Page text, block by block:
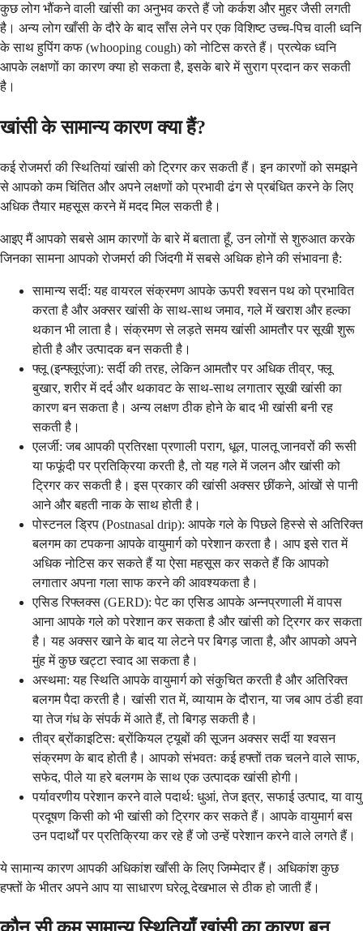
कुछ लोग भौंकने वाली खांसी का अनुभव करते हैं जो कर्कश और मुहर जैसी लगती
है। अन्य लोग खाँसी के दौरे के बाद साँस लेने पर एक विशिष्ट उच्च-पिच वाली ध्वनि
के साथ हुपिंग कफ (whooping cough) को नोटिस करते हैं। प्रत्येक ध्वनि
आपके लक्षणों का कारण क्या हो सकता है, इसके बारे में सुराग प्रदान कर सकती
है।
खांसी के सामान्य कारण क्या हैं?
कई रोजमर्रा की स्थितियां खांसी को ट्रिगर कर सकती हैं। इन कारणों को समझने
से आपको कम चिंतित और अपने लक्षणों को प्रभावी ढंग से प्रबंधित करने के लिए
अधिक तैयार महसूस करने में मदद मिल सकती है।
आइए मैं आपको सबसे आम कारणों के बारे में बताता हूँ, उन लोगों से शुरुआत करके
जिनका सामना आपको रोजमर्रा की जिंदगी में सबसे अधिक होने की संभावना है:
सामान्य सर्दी: यह वायरल संक्रमण आपके ऊपरी श्वसन पथ को प्रभावित
करता है और अक्सर खांसी के साथ-साथ जमाव, गले में खराश और हल्का
थकान भी लाता है। संक्रमण से लड़ते समय खांसी आमतौर पर सूखी शुरू
होती है और उत्पादक बन सकती है।
फ्लू (इन्फ्लूएंजा): सर्दी की तरह, लेकिन आमतौर पर अधिक तीव्र, फ्लू
बुखार, शरीर में दर्द और थकावट के साथ-साथ लगातार सूखी खांसी का
कारण बन सकता है। अन्य लक्षण ठीक होने के बाद भी खांसी बनी रह
सकती है।
एलर्जी: जब आपकी प्रतिरक्षा प्रणाली पराग, धूल, पालतू जानवरों की रूसी
या फफूंदी पर प्रतिक्रिया करती है, तो यह गले में जलन और खांसी को
ट्रिगर कर सकती है। इस प्रकार की खांसी अक्सर छींकने, आंखों से पानी
आने और बहती नाक के साथ होती है।
पोस्टनल ड्रिप (Postnasal drip): आपके गले के पिछले हिस्से से अतिरिक्त
बलगम का टपकना आपके वायुमार्ग को परेशान करता है। आप इसे रात में
अधिक नोटिस कर सकते हैं या ऐसा महसूस कर सकते हैं कि आपको
लगातार अपना गला साफ करने की आवश्यकता है।
एसिड रिफ्लक्स (GERD): पेट का एसिड आपके अन्नप्रणाली में वापस
आना आपके गले को परेशान कर सकता है और खांसी को ट्रिगर कर सकता
है। यह अक्सर खाने के बाद या लेटने पर बिगड़ जाता है, और आपको अपने
मुंह में कुछ खट्टा स्वाद आ सकता है।
अस्थमा: यह स्थिति आपके वायुमार्ग को संकुचित करती है और अतिरिक्त
बलगम पैदा करती है। खांसी रात में, व्यायाम के दौरान, या जब आप ठंडी हवा
या तेज गंध के संपर्क में आते हैं, तो बिगड़ सकती है।
तीव्र ब्रोंकाइटिस: ब्रोंकियल ट्यूबों की सूजन अक्सर सर्दी या श्वसन
संक्रमण के बाद होती है। आपको संभवतः कई हफ्तों तक चलने वाले साफ,
सफेद, पीले या हरे बलगम के साथ एक उत्पादक खांसी होगी।
पर्यावरणीय परेशान करने वाले पदार्थ: धुआं, तेज इत्र, सफाई उत्पाद, या वायु
प्रदूषण किसी को भी खांसी को ट्रिगर कर सकते हैं। आपके वायुमार्ग बस
उन पदार्थों पर प्रतिक्रिया कर रहे हैं जो उन्हें परेशान करने वाले लगते हैं।
ये सामान्य कारण आपकी अधिकांश खाँसी के लिए जिम्मेदार हैं। अधिकांश कुछ
हफ्तों के भीतर अपने आप या साधारण घरेलू देखभाल से ठीक हो जाती हैं।